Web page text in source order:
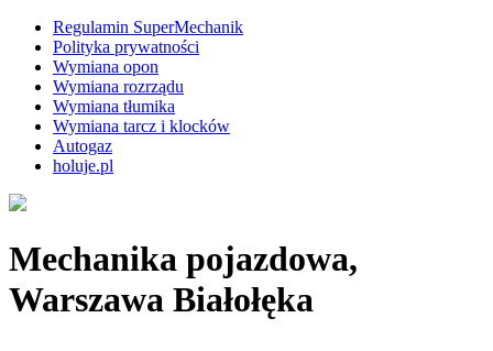
Regulamin SuperMechanik
Polityka prywatności
Wymiana opon
Wymiana rozrządu
Wymiana tłumika
Wymiana tarcz i klocków
Autogaz
holuje.pl
Mechanika pojazdowa,
Warszawa Białołęka